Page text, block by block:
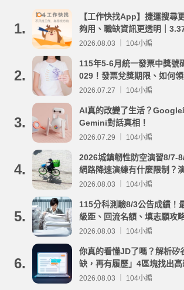
1.
【工作快找App】捷運搜尋
夠用、職缺資訊更透明｜
2026.08.03 ｜ 104小編
2.
115年5-6月統一發票中獎號
029！發票兌獎期限、如何
2026.07.27 ｜ 104小編
3.
AI真的改變了生活？
Gemini對話真相！
2026.07.29 ｜ 104小編
4.
2026城鎮韌性防空演習8/7-
網路降速演練有什麼限制？
事項整理
2026.08.03 ｜ 104小編
5.
115分科測驗8/3公告成績！
級距、回流名額、填志願攻
分析
2026.08.03 ｜ 104小編
6.
你真的看懂JD了嗎？解析矽
缺，再有履歷」4區塊找出
2026.08.03 ｜ 104小編